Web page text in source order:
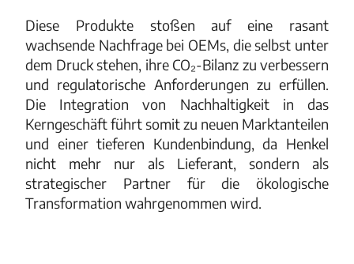
Diese Produkte stoßen auf eine rasant
wachsende Nachfrage bei OEMs, die selbst unter
dem Druck stehen, ihre CO₂-Bilanz zu verbessern
und regulatorische Anforderungen zu erfüllen.
Die Integration von Nachhaltigkeit in das
Kerngeschäft führt somit zu neuen Marktanteilen
und einer tieferen Kundenbindung, da Henkel
nicht mehr nur als Lieferant, sondern als
strategischer Partner für die ökologische
Transformation wahrgenommen wird.